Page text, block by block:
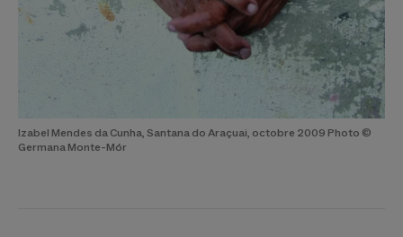
Izabel Mendes da Cunha, Santana do Araçuai, octobre 2009 Photo ©
Germana Monte-Mór